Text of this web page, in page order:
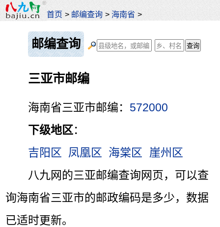
首页 > 邮编查询 >海南省 >
邮编查询
三亚市邮编
海南省三亚市邮编： 572000
下级地区：
吉阳区
凤凰区 海棠区
崖州区
八九网的三亚邮编查询网页，可以查
询海南省三亚市的邮政编码是多少，数据
已适时更新。